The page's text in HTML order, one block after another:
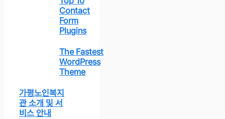
Contact
Form
Plugins
The Fastest
WordPress
Theme
가평노인복지
관 소개 및 서
비스 안내